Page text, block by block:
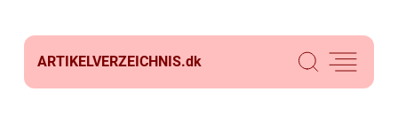
ARTIKELVERZEICHNIS.dk